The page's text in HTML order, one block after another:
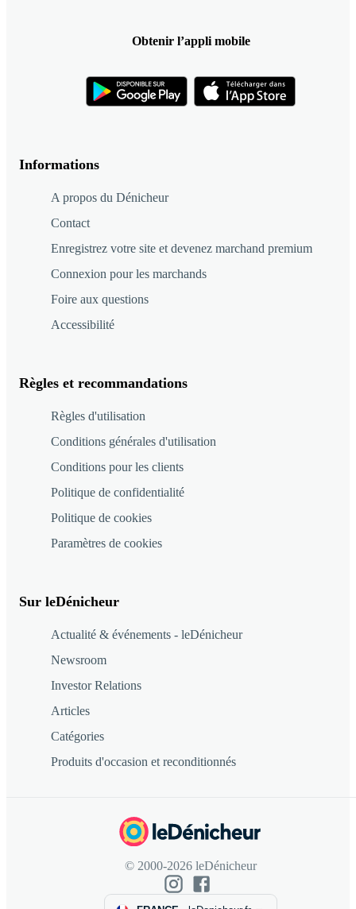
Informations
A propos du Dénicheur
Contact
Enregistrez votre site et devenez marchand premium
Connexion pour les marchands
Foire aux questions
Accessibilité
Règles et recommandations
Règles d'utilisation
Conditions générales d'utilisation
Conditions pour les clients
Politique de confidentialité
Politique de cookies
Paramètres de cookies
Sur leDénicheur
Actualité & événements - leDénicheur
Newsroom
Investor Relations
Articles
Catégories
Produits d'occasion et reconditionnés
Obtenir l’appli mobile
© 2000-2026 leDénicheur